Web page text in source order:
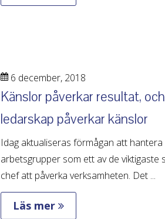
6 december, 2018
Känslor påverkar resultat, och
ledarskap påverkar känslor
Idag aktualiseras förmågan att hantera
arbetsgrupper som ett av de viktigaste
chef att påverka verksamheten. Det ...
Läs mer